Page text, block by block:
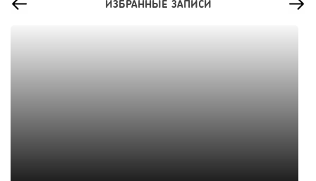
ИЗБРАННЫЕ ЗАПИСИ